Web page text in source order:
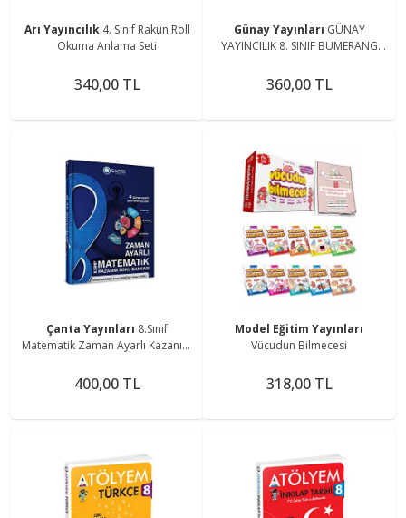
Arı Yayıncılık 4. Sınıf Rakun Roll
Okuma Anlama Seti
340,00 TL
Günay Yayınları GÜNAY
YAYINCILIK 8. SINIF BUMERANG
DENEMELER (GÜNCEL MÜFREDAT)
360,00 TL
Çanta Yayınları 8.Sınıf
Matematik Zaman Ayarlı Kazanım
400,00 TL
Model Eğitim Yayınları
Vücudun Bilmecesi
318,00 TL